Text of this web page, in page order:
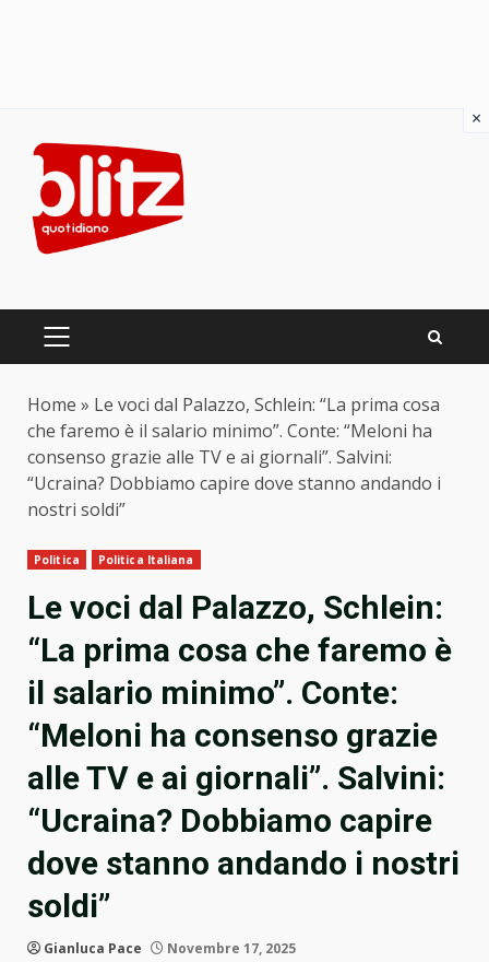
content
PRIMARY
Home » Le voci dal Palazzo, Schlein: “La prima cosa
che faremo è il salario minimo”. Conte: “Meloni ha
consenso grazie alle TV e ai giornali”. Salvini:
“Ucraina? Dobbiamo capire dove stanno andando i
nostri soldi”
Politica Politica Italiana
Le voci dal Palazzo, Schlein:
“La prima cosa che faremo è
il salario minimo”. Conte:
“Meloni ha consenso grazie
alle TV e ai giornali”. Salvini:
“Ucraina? Dobbiamo capire
dove stanno andando i nostri
soldi”
Gianluca Pace Novembre 17, 2025
×